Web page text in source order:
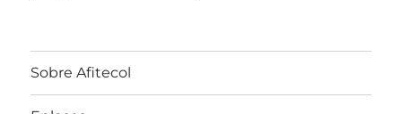
Sobre Afitecol